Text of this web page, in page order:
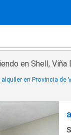
en Shell, Viña
en Provincia de